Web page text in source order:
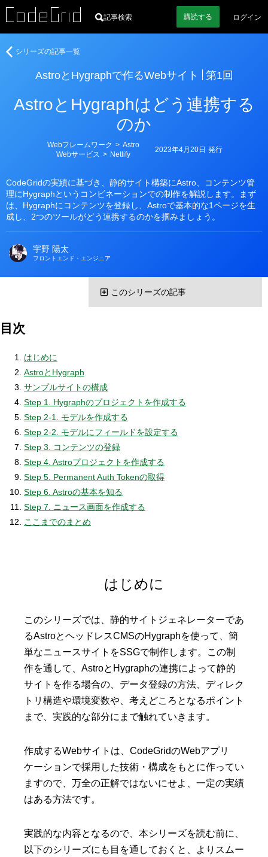
記事検索 購読する ログイン
AstroとHygraphで作るWebサイト 第1回
AstroとHygraphはどう連携する
のか
CodeGridの実績に基づき、静的サイト構築にAstro、コンテンツ管
理にHygraphというコンビネーションでの制作を解説します。まず
は、Hygraphにコンテンツを登録し、Astroで基本的な1ページを生
成し、2つのツールがどう連携するのかを掴みましょう。
カ
ー
Webフレームワーク > Astro
Webサービス > Netlify
2023年4月20日 発行
者
宇野 陽太
フロントエンド・エンジニア
Astro
Hygraph
作
シリーズの記事一覧
このシリーズの記事
目次
はじめに
AstroとHygraph
サンプルサイトの構成
Step 1. Hygraphのプロジェクトを作成する
Step 2-1. モデルを作成する
Step 2-2. モデルにフィールドを設定する
Step 3. コンテンツの登録
Step 4. Astroプロジェクトを作成する
Step 5. Permanent Auth Tokenの取得
Step 6. Astroの基本を知る
Step 7. ニュース画面を作成する
ここまでのまとめ
はじめに
このシリーズでは、静的サイトジェネレーターであ
るAstroとヘッドレスCMSのHygraphを使って、簡
単なニュースサイトをSSGで制作します。この制
作を通して、AstroとHygraphの連携によって静的
サイトを作る場合の、データ登録の方法、ディレク
トリ構造や環境変数や、考えどころとなるポイント
まで、実践的な部分にまで触れていきます。
作成するWebサイトは、CodeGridのWebアプリ
ケーションで採用した技術・構成をもとに作ってい
ますので、万全の正解ではないにせよ、一定の実績
はある方法です。
実践的な内容となるので、本シリーズを読む前に、
以下のシリーズにも目を通しておくと、よりスムー